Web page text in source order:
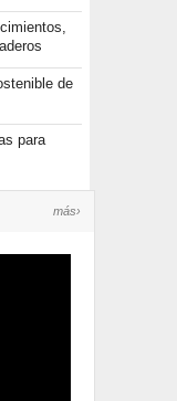
de
para
más›